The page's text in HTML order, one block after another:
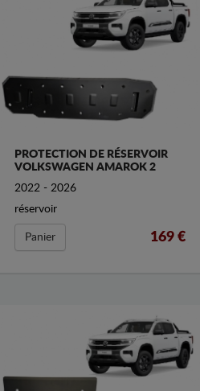
PROTECTION DE RÉSERVOIR
VOLKSWAGEN AMAROK 2
2022 - 2026
réservoir
Panier 169 €